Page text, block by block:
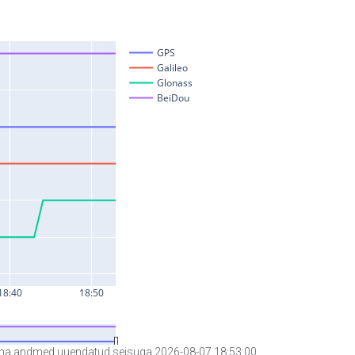
andmed uuendatud seisuga 2026-08-07 18:53:00